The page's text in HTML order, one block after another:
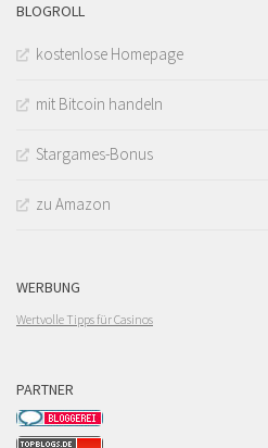
BLOGROLL
kostenlose Homepage
mit Bitcoin handeln
Stargames-Bonus
zu Amazon
WERBUNG
Wertvolle Tipps für Casinos
PARTNER